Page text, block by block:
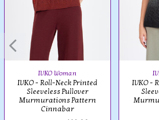
IVKO Woman
IVKO - Roll-Neck Printed
Sleeveless Pullover
Murmurations Pattern
Cinnabar
IVKO -